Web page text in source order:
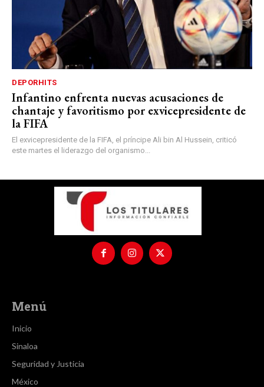
DEPORHITS
Infantino enfrenta nuevas acusaciones de
chantaje y favoritismo por exvicepresidente de
la FIFA
El exvicepresidente de la FIFA, el príncipe Ali bin Al Hussein, criticó
este martes el liderazgo del organismo...
Menú
Inicio
Sinaloa
Seguridad y Justicia
México